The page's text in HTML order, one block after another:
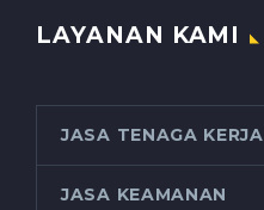
LAYANAN KAMI
JASA TENAGA KERJA
JASA KEAMANAN